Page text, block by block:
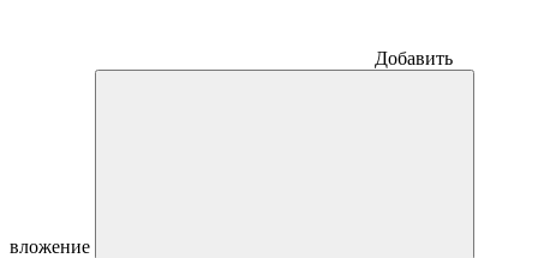
Добавить
вложение